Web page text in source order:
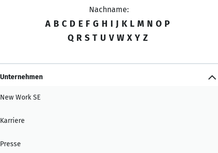
Nachname:
A B C D E F G H I J K L M N O P
Q R S T U V W X Y Z
Unternehmen
New Work SE
Karriere
Presse